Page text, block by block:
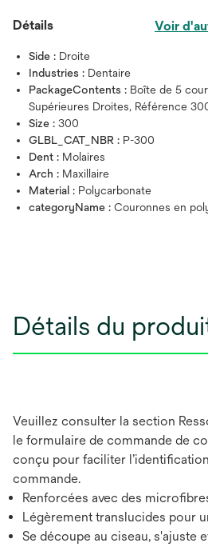
Détails Voir
Side : Droite
Industries : Dentaire
PackageContents : Boîte de 5
Supérieures Droites, Référence
Size : 300
GLBL_CAT_NBR : P-300
Dent : Molaires
Arch : Maxillaire
Material : Polycarbonate
categoryName : Couronnes en
Détails du
Veuillez consulter la section
le formulaire de commande de
conçu pour faciliter
commande.
Renforcées avec des
Légèrement translucides pour
Se découpe au ciseau, s'ajuste